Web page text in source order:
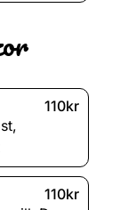
110kr
,
110kr